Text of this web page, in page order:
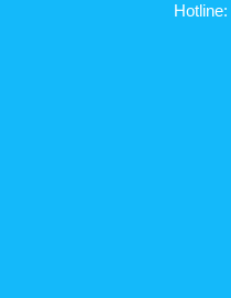
Hotline: